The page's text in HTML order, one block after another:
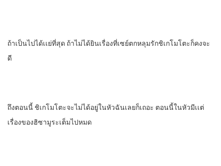
ถ้าเป็นไปได้​เเย่ที่สุด​ ถ้าไม่ได้ยินเรื่องที่เซย์ตกหลุมรักชิเกโมโตะก็คงจะ
ดี
ถึงตอนนี้​ ชิเกโมโตะจะไม่ได้อยู่ในหัวฉันเลยก็เถอะ​ ตอนนี้ในหัวมีเเต่
เรื่องของฮิซามูระเต็มไปหมด